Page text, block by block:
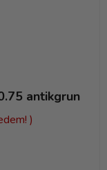
antikgrun
)